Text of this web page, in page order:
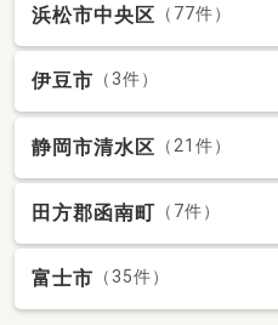
浜松市中央区 （77件）
伊豆市 （3件）
静岡市清水区 （21件）
田方郡函南町 （7件）
富士市 （35件）